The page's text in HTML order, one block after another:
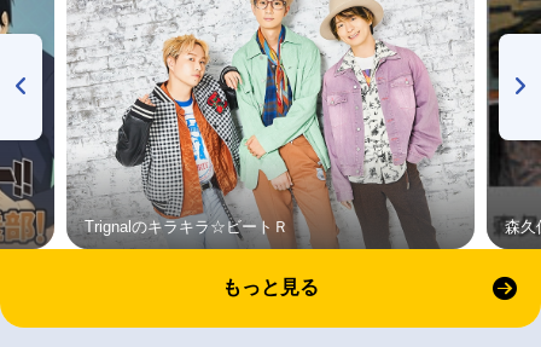
Trignalのキラキラ☆ビートＲ 森久
もっと見る